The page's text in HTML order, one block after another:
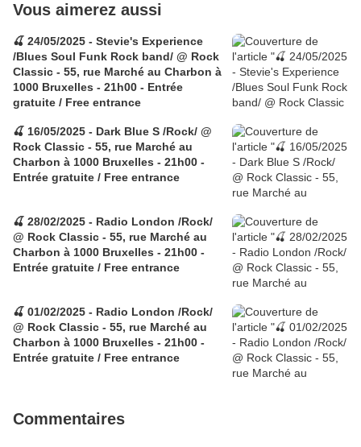
Vous aimerez aussi
🍒 24/05/2025 - Stevie's Experience
/Blues Soul Funk Rock band/ @ Rock
Classic - 55, rue Marché au Charbon à
1000 Bruxelles - 21h00 - Entrée
gratuite / Free entrance
🍒 16/05/2025 - Dark Blue S /Rock/ @
Rock Classic - 55, rue Marché au
Charbon à 1000 Bruxelles - 21h00 -
Entrée gratuite / Free entrance
🍒 28/02/2025 - Radio London /Rock/
@ Rock Classic - 55, rue Marché au
Charbon à 1000 Bruxelles - 21h00 -
Entrée gratuite / Free entrance
🍒 01/02/2025 - Radio London /Rock/
@ Rock Classic - 55, rue Marché au
Charbon à 1000 Bruxelles - 21h00 -
Entrée gratuite / Free entrance
Commentaires